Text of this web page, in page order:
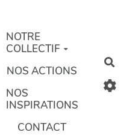
NOTRE
COLLECTIF
NOS ACTIONS
NOS
INSPIRATIONS
CONTACT